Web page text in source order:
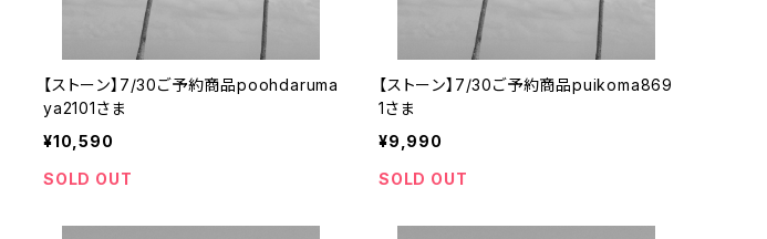
【ストーン】7/30ご予約商品poohdaruma
ya2101さま
¥10,590
SOLD OUT
【ストーン】7/30ご予約商品puikoma869
1さま
¥9,990
SOLD OUT